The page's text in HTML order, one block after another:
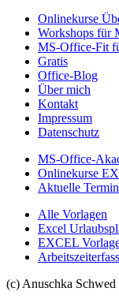
Onlinekurse
Workshops für
MS-Office-Fit
Gratis
Office-Blog
Über mich
Kontakt
Impressum
Datenschutz
MS-Office-
Onlinekurse
Aktuelle
Alle Vorlagen
Excel
EXCEL
(c) Anuschka